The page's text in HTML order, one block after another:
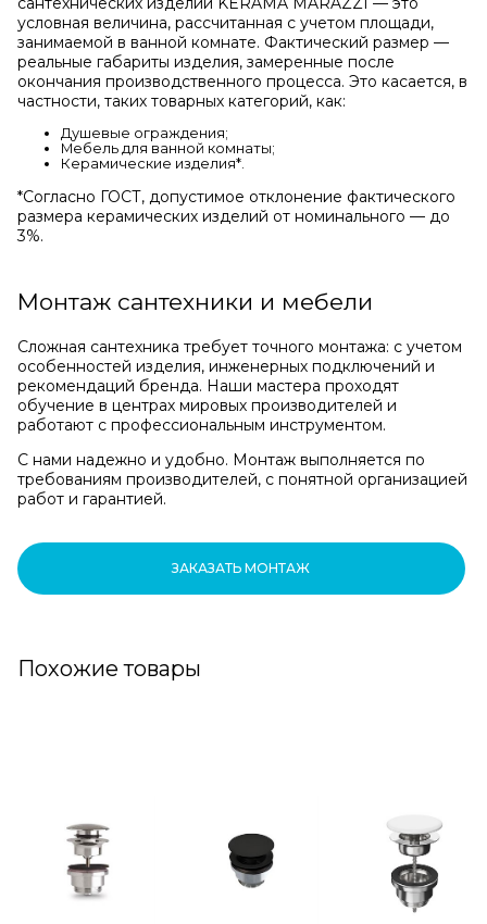
условная величина, рассчитанная с учетом площади,
занимаемой в ванной комнате. Фактический размер —
реальные габариты изделия, замеренные после
окончания производственного процесса. Это касается, в
частности, таких товарных категорий, как:
Душевые ограждения;
Мебель для ванной комнаты;
Керамические изделия*.
*Cогласно ГОСТ, допустимое отклонение фактического
размера керамических изделий от номинального — до
3%.
Монтаж сантехники и мебели
Сложная сантехника требует точного монтажа: с учетом
особенностей изделия, инженерных подключений и
рекомендаций бренда. Наши мастера проходят
обучение в центрах мировых производителей и
работают с профессиональным инструментом.
С нами надежно и удобно. Монтаж выполняется по
требованиям производителей, с понятной организацией
работ и гарантией.
ЗАКАЗАТЬ МОНТАЖ
Похожие товары